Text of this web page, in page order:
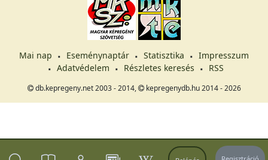
Mai nap Eseménynaptár Statisztika
Impresszum
Adatvédelem
Részletes keresés RSS
db.kepregeny.net 2003 - 2014, kepregenydb.hu 2014 - 2026